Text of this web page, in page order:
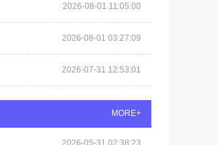
2026-08-01 11:05:00
2026-08-01 03:27:09
2026-07-31 12:53:01
MORE+
2026-05-31 02:38:23